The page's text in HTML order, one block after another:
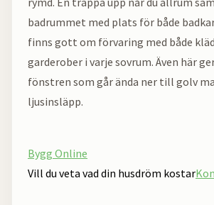
badrummet med plats för både
finns gott om förvaring med både
garderober i varje sovrum. Även här
fönstren som går ända ner till golv
ljusinsläpp.
Bygg Online
Vill du veta vad din husdröm kostar